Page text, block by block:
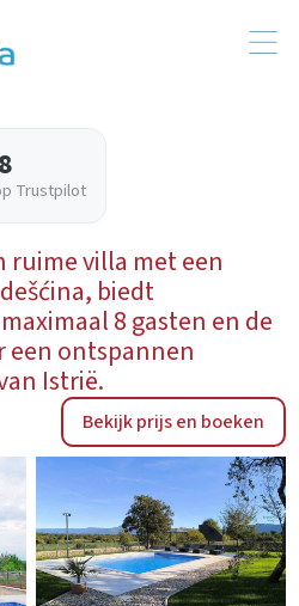
Trustpilot
ruime villa met een
biedt
8 gasten en de
een ontspannen
Istrië.
Bekijk prijs en boeken